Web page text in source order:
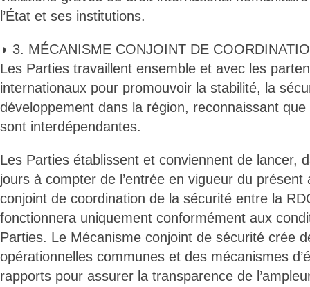
l’État et ses institutions.
◗ 3. MÉCANISME CONJOINT DE
Les Parties travaillent ensemble et avec les
internationaux pour promouvoir la stabilité, la
développement dans la région, reconnaissant
sont interdépendantes.
Les Parties établissent et conviennent de lancer,
jours à compter de l’entrée en vigueur du
conjoint de coordination de la sécurité entre la
fonctionnera uniquement conformément aux
Parties. Le Mécanisme conjoint de sécurité crée
opérationnelles communes et des mécanismes
rapports pour assurer la transparence de